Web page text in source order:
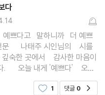
나
다
쁘다고⠀말하니까⠀더 예쁘
문⠀⠀나태주 시인님의 ⠀시를
숙한 곳에서 ⠀감사한 마음이
.⠀⠀오늘 내게 '예쁘다' ⠀오늘
⠀오늘 친구에게 '고맙다' ⠀⠀는
.⠀그리고⠀지금 이 순간을 ⠀
1 댓글 0